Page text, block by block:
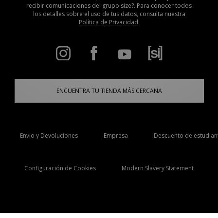
recibir comunicaciones del grupo size?. Para conocer todos
los detalles sobre el uso de tus datos, consulta nuestra
Política de Privacidad.
ENCUENTRA TU TIENDA MÁS CERCANA
Envío y Devoluciones Empresa Descuento de
Configuración de Cookies Modern Slavery Statement